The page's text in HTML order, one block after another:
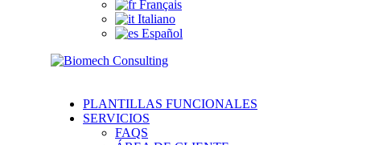
Français
Italiano
Español
PLANTILLAS FUNCIONALES
SERVICIOS
FAQS